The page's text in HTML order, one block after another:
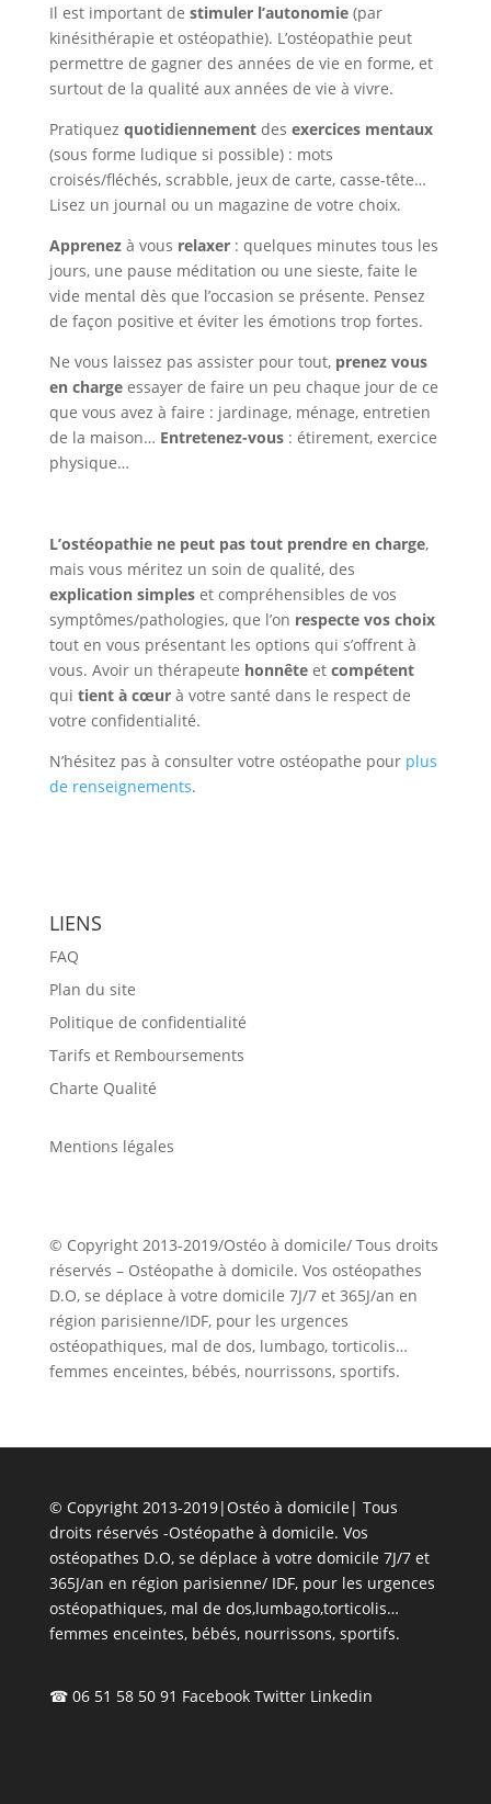
Il est important de stimuler l’autonomie(par
kinésithérapie et ostéopathie). L’ostéopathie peut
permettre de gagner des années de vie en forme, et
surtout de la qualité aux années de vie à vivre.
Pratiquez quotidiennementdes exercices mentaux
(sous forme ludique si possible) : mots
croisés/fléchés, scrabble, jeux de carte, casse-tête…
Lisez un journal ou un magazine de votre choix.
Apprenez à vous relaxer: quelques minutes tous les
jours, une pause méditation ou une sieste, faite le
vide mental dès que l’occasion se présente. Pensez
de façon positive et éviter les émotions trop fortes.
Ne vous laissez pas assister pour tout, prenez vous
en chargeessayer de faire un peu chaque jour de ce
que vous avez à faire : jardinage, ménage, entretien
de la maison… Entretenez-vous: étirement, exercice
physique…
L’ostéopathie ne peut pas tout prendre en charge,
mais vous méritez un soin de qualité, des
explication simpleset compréhensibles de vos
symptômes/pathologies, que l’on respecte vos choix
tout en vous présentant les options qui s’offrent à
vous. Avoir un thérapeute honnêteet compétent
qui tient à cœurà votre santé dans le respect de
votre confidentialité.
N’hésitez pas à consulter votre ostéopathe pour plus
de renseignements.
LIENS
FAQ
Plan du site
Politique de confidentialité
Tarifs et Remboursements
Charte Qualité
Mentions légales
© Copyright 2013-2019/Ostéo à domicile/ Tous droits
réservés – Ostéopathe à domicile. Vos ostéopathes
D.O, se déplace à votre domicile 7J/7 et 365J/an en
région parisienne/IDF, pour les urgences
ostéopathiques, mal de dos, lumbago, torticolis…
femmes enceintes, bébés, nourrissons, sportifs.
© Copyright 2013-2019|Ostéo à domicile| Tous
droits réservés -Ostéopathe à domicile. Vos
ostéopathes D.O, se déplace à votre domicile 7J/7 et
365J/an en région parisienne/ IDF, pour les urgences
ostéopathiques, mal de dos,lumbago,torticolis…
femmes enceintes, bébés, nourrissons, sportifs.
☎ 06 51 58 50 91 Facebook Twitter Linkedin